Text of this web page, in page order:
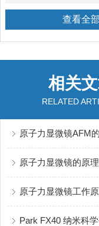
查看全部
相关
RELATED
原子力显微镜的原
原子力显微镜工作